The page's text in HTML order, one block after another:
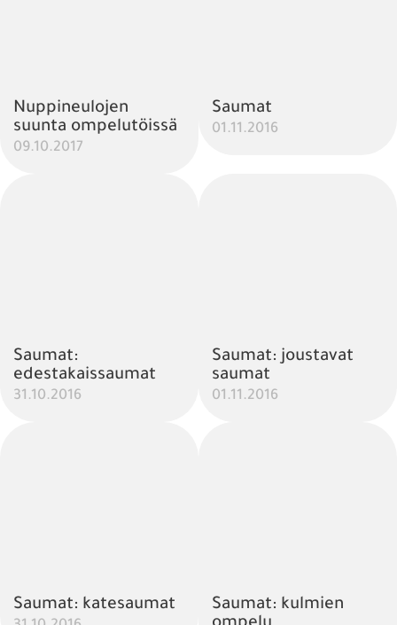
Nuppineulojen
suunta ompelutöissä
09.10.2017
Saumat
01.11.2016
Saumat:
edestakaissaumat
31.10.2016
Saumat: joustavat
saumat
01.11.2016
Saumat: katesaumat
Saumat: kulmien